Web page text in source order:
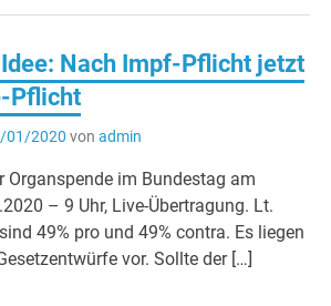
Nach Impf-Pflicht jetzt
Pflicht
01/2020 von admin
Organspende im Bundestag am
– 9 Uhr, Live-Übertragung. Lt.
49% pro und 49% contra. Es liegen
vor. Sollte der […]